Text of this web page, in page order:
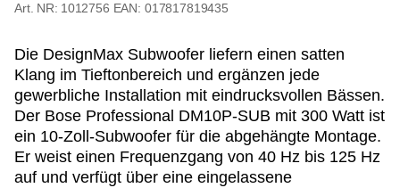
1012756 EAN: 017817819435
Die DesignMax Subwoofer liefern einen satten
Klang im Tieftonbereich und ergänzen jede
gewerbliche Installation mit eindrucksvollen Bässen.
Der Bose Professional DM10P-SUB mit 300 Watt ist
ein 10-Zoll-Subwoofer für die abgehängte Montage.
Er weist einen Frequenzgang von 40 Hz bis 125 Hz
auf und verfügt über eine eingelassene